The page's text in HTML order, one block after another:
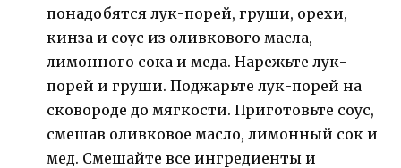
понадобятся лук-порей, груши, орехи,
кинза и соус из оливкового масла,
лимонного сока и меда. Нарежьте лук-
порей и груши. Поджарьте лук-порей на
сковороде до мягкости. Приготовьте соус,
смешав оливковое масло, лимонный сок и
мед. Смешайте все ингредиенты и